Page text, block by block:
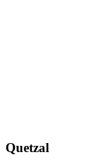
Quetzal